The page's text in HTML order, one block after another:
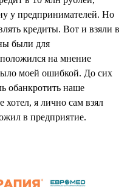
у предпринимателей. Но
кредиты. Вот и взяли в
были для
положился на мнение
моей ошибкой. До сих
обанкротить наше
хотел, я лично сам взял
в предприятие.